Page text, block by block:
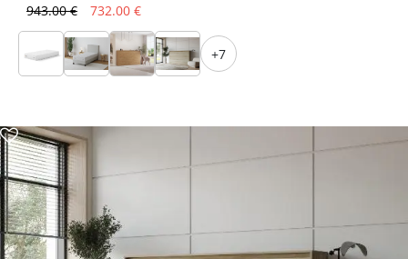
943.00 € 732.00 €
+7